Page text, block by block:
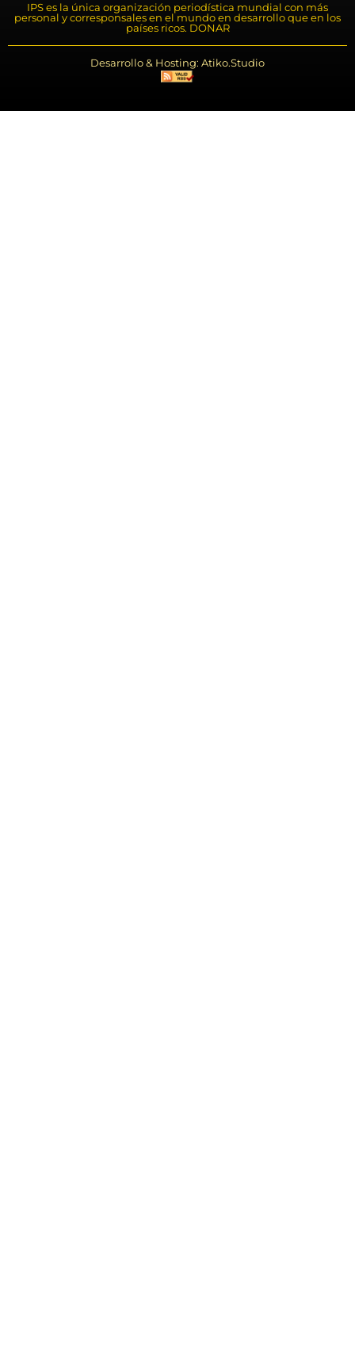
IPS es la única organización periodística mundial con más
personal y corresponsales en el mundo en desarrollo que en los
países ricos. DONAR
Desarrollo & Hosting: Atiko.Studio